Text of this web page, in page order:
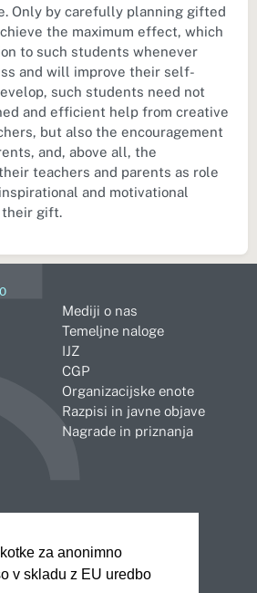
za anonimno
v skladu z EU uredbo
Only by carefully planning gifted
the maximum effect, which
to such students whenever
and will improve their self-
such students need not
and efficient help from creative
but also the encouragement
and, above all, the
teachers and parents as role
and motivational
their gift.
Mediji o nas
Temeljne naloge
IJZ
CGP
Organizacijske enote
Razpisi in javne objave
Nagrade in priznanja
Novo mesto
Slovenj Gradec